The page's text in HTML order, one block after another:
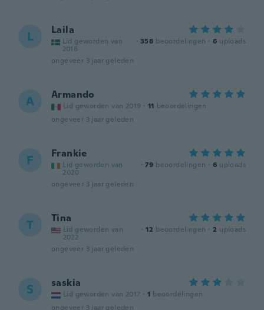
L Laila
Lid geworden van
2016
· 358 beoordelingen · 6 uploads
ongeveer 3 jaar geleden
A Armando
Lid geworden van 2019 · 11 beoordelingen
ongeveer 3 jaar geleden
F Frankie
Lid geworden van
2020
· 79 beoordelingen · 6 uploads
ongeveer 3 jaar geleden
T Tina
Lid geworden van
2022
· 12 beoordelingen · 2 uploads
ongeveer 3 jaar geleden
S saskia
Lid geworden van 2017 · 1 beoordelingen
ongeveer 3 jaar geleden